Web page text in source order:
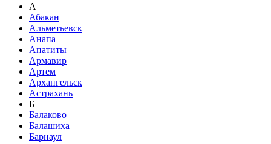
А
Абакан
Альметьевск
Анапа
Апатиты
Армавир
Артем
Архангельск
Астрахань
Б
Балаково
Балашиха
Барнаул